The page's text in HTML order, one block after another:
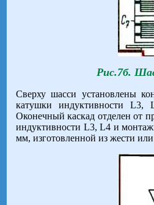
Рис.7б.
Сверху шасси установлены
катушки индуктивности L3,
Оконечный каскад отделен от
индуктивности L3, L4 и
мм, изготовленной из жести